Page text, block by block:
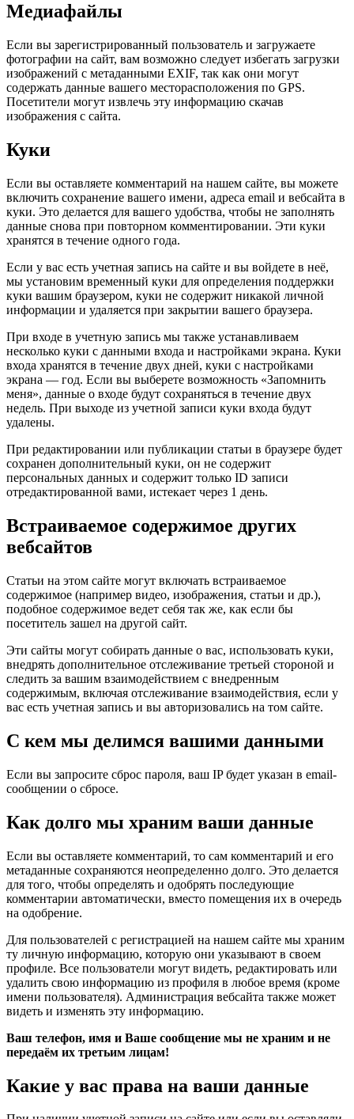
Медиафайлы
Если вы зарегистрированный пользователь и загружаете
фотографии на сайт, вам возможно следует избегать загрузки
изображений с метаданными EXIF, так как они могут
содержать данные вашего месторасположения по GPS.
Посетители могут извлечь эту информацию скачав
изображения с сайта.
Куки
Если вы оставляете комментарий на нашем сайте, вы можете
включить сохранение вашего имени, адреса email и вебсайта в
куки. Это делается для вашего удобства, чтобы не заполнять
данные снова при повторном комментировании. Эти куки
хранятся в течение одного года.
Если у вас есть учетная запись на сайте и вы войдете в неё,
мы установим временный куки для определения поддержки
куки вашим браузером, куки не содержит никакой личной
информации и удаляется при закрытии вашего браузера.
При входе в учетную запись мы также устанавливаем
несколько куки с данными входа и настройками экрана. Куки
входа хранятся в течение двух дней, куки с настройками
экрана — год. Если вы выберете возможность «Запомнить
меня», данные о входе будут сохраняться в течение двух
недель. При выходе из учетной записи куки входа будут
удалены.
При редактировании или публикации статьи в браузере будет
сохранен дополнительный куки, он не содержит
персональных данных и содержит только ID записи
отредактированной вами, истекает через 1 день.
Встраиваемое содержимое других
вебсайтов
Статьи на этом сайте могут включать встраиваемое
содержимое (например видео, изображения, статьи и др.),
подобное содержимое ведет себя так же, как если бы
посетитель зашел на другой сайт.
Эти сайты могут собирать данные о вас, использовать куки,
внедрять дополнительное отслеживание третьей стороной и
следить за вашим взаимодействием с внедренным
содержимым, включая отслеживание взаимодействия, если у
вас есть учетная запись и вы авторизовались на том сайте.
С кем мы делимся вашими данными
Если вы запросите сброс пароля, ваш IP будет указан в email-
сообщении о сбросе.
Как долго мы храним ваши данные
Если вы оставляете комментарий, то сам комментарий и его
метаданные сохраняются неопределенно долго. Это делается
для того, чтобы определять и одобрять последующие
комментарии автоматически, вместо помещения их в очередь
на одобрение.
Для пользователей с регистрацией на нашем сайте мы храним
ту личную информацию, которую они указывают в своем
профиле. Все пользователи могут видеть, редактировать или
удалить свою информацию из профиля в любое время (кроме
имени пользователя). Администрация вебсайта также может
видеть и изменять эту информацию.
Ваш телефон, имя и Ваше сообщение мы не храним и не
передаём их третьим лицам!
Какие у вас права на ваши данные